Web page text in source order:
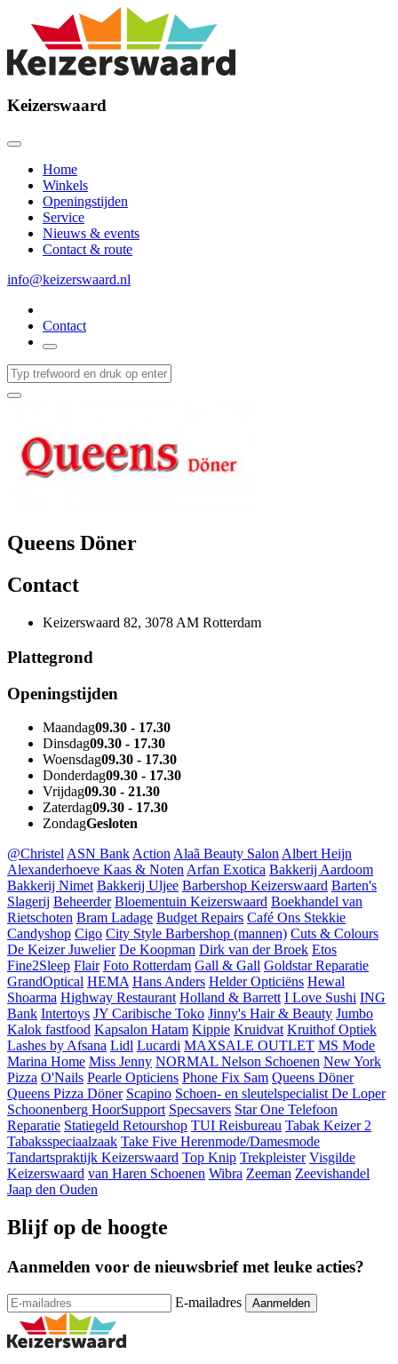
Keizerswaard
Home
Winkels
Openingstijden
Service
Nieuws & events
Contact & route
info@keizerswaard.nl
Contact
Queens Döner
Contact
Keizerswaard 82, 3078 AM Rotterdam
Plattegrond
Openingstijden
Maandag09.30 - 17.30
Dinsdag09.30 - 17.30
Woensdag09.30 - 17.30
Donderdag09.30 - 17.30
Vrijdag09.30 - 21.30
Zaterdag09.30 - 17.30
ZondagGesloten
@Christel ASN Bank Action Alaã Beauty Salon Albert Heijn
Alexanderhoeve Kaas & Noten Arfan Exotica Bakkerij Aardoom
Bakkerij Nimet Bakkerij Uljee Barbershop Keizerswaard Barten's
Slagerij Beheerder Bloementuin Keizerswaard Boekhandel van
Rietschoten Bram Ladage Budget Repairs Café Ons Stekkie
Candyshop Cigo City Style Barbershop (mannen) Cuts & Colours
De Keizer Juwelier De Koopman Dirk van der Broek Etos
Fine2Sleep Flair Foto Rotterdam Gall & Gall Goldstar Reparatie
GrandOptical HEMA Hans Anders Helder Opticiëns Hewal
Shoarma Highway Restaurant Holland & Barrett I Love Sushi ING
Bank Intertoys JY Caribische Toko Jinny's Hair & Beauty Jumbo
Kalok fastfood Kapsalon Hatam Kippie Kruidvat Kruithof Optiek
Lashes by Afsana Lidl Lucardi MAXSALE OUTLET MS Mode
Marina Home Miss Jenny NORMAL Nelson Schoenen New York
Pizza O'Nails Pearle Opticiens Phone Fix Sam Queens Döner
Queens Pizza Döner Scapino Schoen- en sleutelspecialist De Loper
Schoonenberg HoorSupport Specsavers Star One Telefoon
Reparatie Statiegeld Retourshop TUI Reisbureau Tabak Keizer 2
Tabaksspeciaalzaak Take Five Herenmode/Damesmode
Tandartspraktijk Keizerswaard Top Knip Trekpleister Visgilde
Keizerswaard van Haren Schoenen Wibra Zeeman Zeevishandel
Jaap den Ouden
Blijf op de hoogte
Aanmelden voor de nieuwsbrief met leuke acties?
E-mailadres